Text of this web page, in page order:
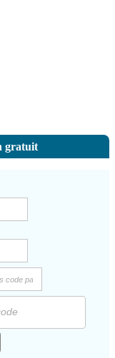
gratuit